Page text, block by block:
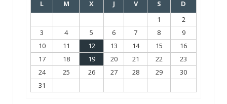
L M X J V S
D
1
2
3
4 5 6 7 8
9
10
11 12 13 14 15
16
17
18 19 20 21 22
23
24
25 26 27 28 29
30
31